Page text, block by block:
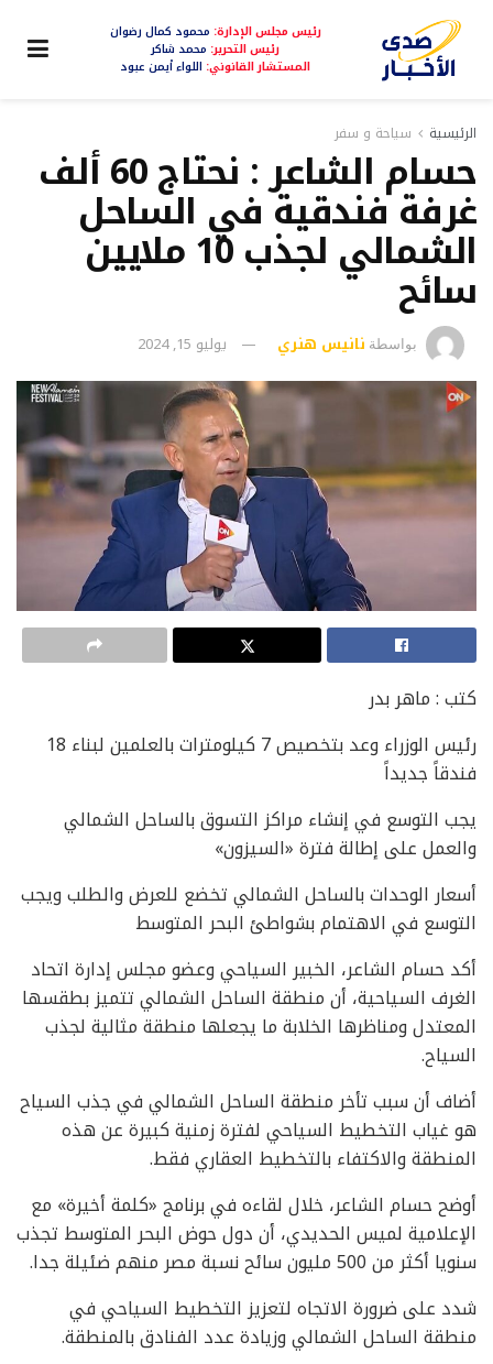
رئيس مجلس الإدارة: محمود كمال رضوان
رئيس التحرير: محمد شاكر
المستشار القانوني: اللواء أيمن عبود
الرئيسية سياحة و سفر
حسام الشاعر : نحتاج 60 ألف
غرفة فندقية في الساحل
الشمالي لجذب 10 ملايين
سائح
بواسطة نانيس هنري يوليو 15, 2024
كتب : ماهر بدر
رئيس الوزراء وعد بتخصيص 7 كيلومترات بالعلمين لبناء 18
فندقاً جديداً
يجب التوسع في إنشاء مراكز التسوق بالساحل الشمالي
والعمل على إطالة فترة «السيزون»
أسعار الوحدات بالساحل الشمالي تخضع للعرض والطلب ويجب
التوسع في الاهتمام بشواطئ البحر المتوسط
أكد حسام الشاعر، الخبير السياحي وعضو مجلس إدارة اتحاد
الغرف السياحية، أن منطقة الساحل الشمالي تتميز بطقسها
المعتدل ومناظرها الخلابة ما يجعلها منطقة مثالية لجذب
السياح.
أضاف أن سبب تأخر منطقة الساحل الشمالي في جذب السياح
هو غياب التخطيط السياحي لفترة زمنية كبيرة عن هذه
المنطقة والاكتفاء بالتخطيط العقاري فقط.
أوضح حسام الشاعر، خلال لقاءه في برنامج «كلمة أخيرة» مع
الإعلامية لميس الحديدي، أن دول حوض البحر المتوسط تجذب
سنويا أكثر من 500 مليون سائح نسبة مصر منهم ضئيلة جدا.
شدد على ضرورة الاتجاه لتعزيز التخطيط السياحي في
منطقة الساحل الشمالي وزيادة عدد الفنادق بالمنطقة.